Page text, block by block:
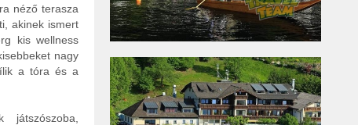
néző terasza
akinek ismert
kis wellness
nagy
a tóra és a